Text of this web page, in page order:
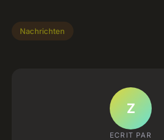
Nachrichten
Z
ECRIT PAR